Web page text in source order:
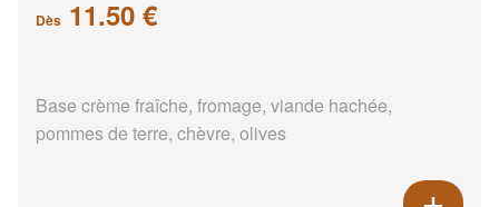
Dès 11.50 €
Base crème fraîche, fromage, viande hachée,
pommes de terre, chèvre, olives